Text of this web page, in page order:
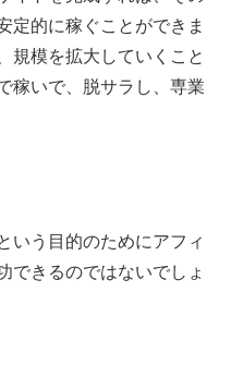
定的に稼ぐことができま
規模を拡大していくこと
稼いで、脱サラし、専業
いう目的のためにアフィ
できるのではないでしょ